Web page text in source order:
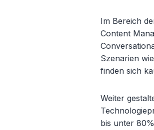
Im Bereich
Content
Szenarien
finden sich
Weiter
bis unter